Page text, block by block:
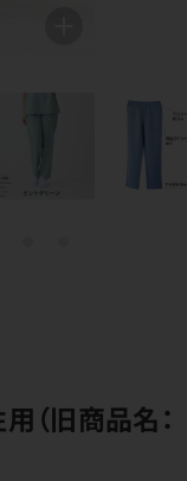
旧商品名：